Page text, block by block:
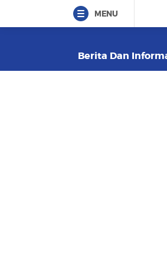
MENU
Berita Dan